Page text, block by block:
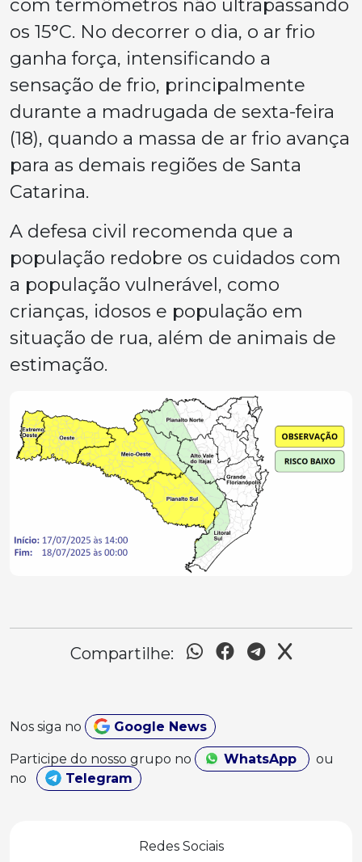
com termômetros não ultrapassando
os 15°C. No decorrer o dia, o ar frio
ganha força, intensificando a
sensação de frio, principalmente
durante a madrugada de sexta-feira
(18), quando a massa de ar frio avança
para as demais regiões de Santa
Catarina.
A defesa civil recomenda que a
população redobre os cuidados com
a população vulnerável, como
crianças, idosos e população em
situação de rua, além de animais de
estimação.
Compartilhe:
Nos siga no Google News
Participe do nosso grupo no WhatsApp
ou
no
Telegram
Redes Sociais